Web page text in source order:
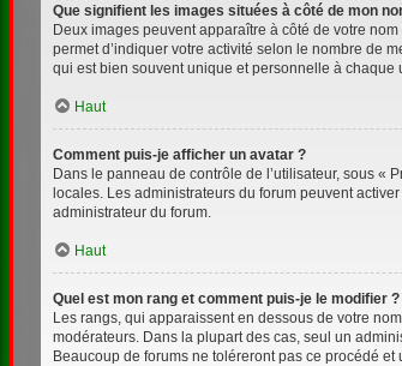
Que signifient les images situées à côté de mon
Deux images peuvent apparaître à côté de votre
permet d’indiquer votre activité selon le nombre de
qui est bien souvent unique et personnelle à chaque
Haut
Comment puis-je afficher un avatar ?
Dans le panneau de contrôle de l’utilisateur, sous «
locales. Les administrateurs du forum peuvent
administrateur du forum.
Haut
Quel est mon rang et comment puis-je le modifier ?
Les rangs, qui apparaissent en dessous de votre
modérateurs. Dans la plupart des cas, seul un
Beaucoup de forums ne toléreront pas ce procédé